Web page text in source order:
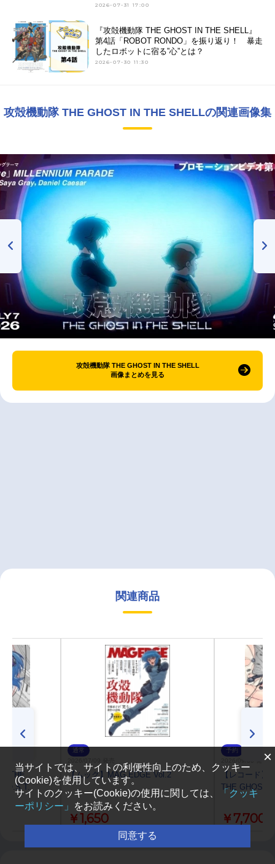
2026-07-31 17:00
『攻殻機動隊 THE GHOST IN THE SHELL』
第4話「ROBOT RONDO」を振り返り！ 暴走
したロボットに宿る”心”とは？
2026-07-30 11:30
攻殻機動隊 THE GHOST IN THE SHELLの関連画像集
攻殻機動隊 THE GHOST IN THE SHELL
画像まとめを見る
関連商品
THE
O.S.T.
通常
【ムック】MAG EDGE Vol.2
￥1,650
予約
2026/09/30 発売
【レコード】
THE GHOST
￥7,700
×
当サイトでは、サイトの利便性向上のため、クッキー
(Cookie)を使用しています。
サイトのクッキー(Cookie)の使用に関しては、
「クッキ
ーポリシー」
をお読みください。
同意する